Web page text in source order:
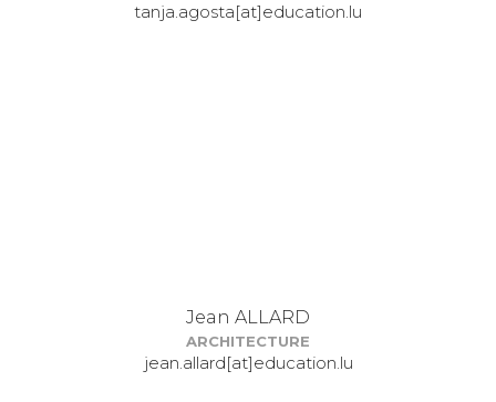
tanja.agosta[at]education.lu
Jean ALLARD
ARCHITECTURE
jean.allard[at]education.lu